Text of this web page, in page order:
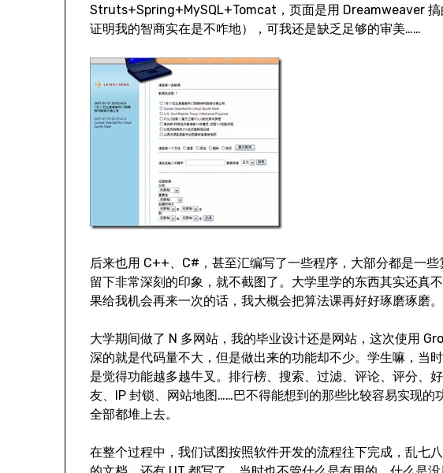
Struts+Spring+MySQL+Tomcat，页面是用 Dreamweaver 搞
证明我的智商实在是不咋地），可我还是缺乏足够的审美……
后来也用 C++、C#，甚至汇编写了一些程序，大部分都是一
留下非常深刻的印象，就不截图了。大学里学的东西其实还真
果给我机会再来一次的话，我大概会把算法课再好好琢磨琢磨。
大学期间做了 N 多网站，我的毕业设计还是网站，这次使用
深的就是代码量不大，但是做出来的功能却不少。学生嘛，当
是觉得功能越多越牛叉。排行榜、搜索、过滤、评论、评分、好
友、IP 封锁、网站地图……巴不得能想到的那些比较容易实现的
全部都堆上去。
在整个过程中，我们试图按照软件开发的流程往下完成，乱七